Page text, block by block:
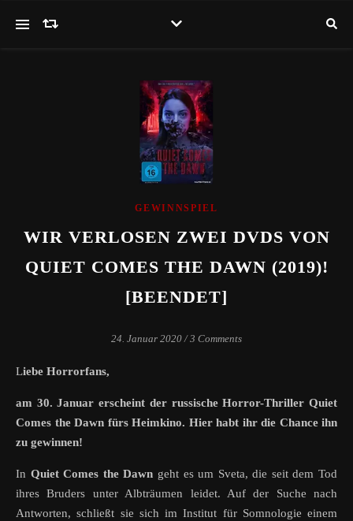
GEWINNSPIEL
WIR VERLOSEN ZWEI DVDS VON
QUIET COMES THE DAWN (2019)!
[BEENDET]
24. Januar 2020 / 3 Comments
Liebe Horrorfans,
am 30. Januar erscheint der russische Horror-Thriller Quiet
Comes the Dawn fürs Heimkino. Hier habt ihr die Chance ihn
zu gewinnen!
In Quiet Comes the Dawn geht es um Sveta, die seit dem Tod
ihres Bruders unter Albträumen leidet. Auf der Suche nach
Antworten, schließt sie sich im Institut für Somnologie einem